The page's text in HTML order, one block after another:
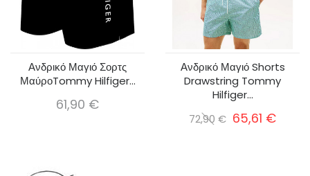
Ανδρικό Μαγιό Σορτς
ΜαύροTommy Hilfiger...
61,90 €
Ανδρικό Μαγιό Shorts
Drawstring Tommy
Hilfiger...
72,90 € 65,61 €